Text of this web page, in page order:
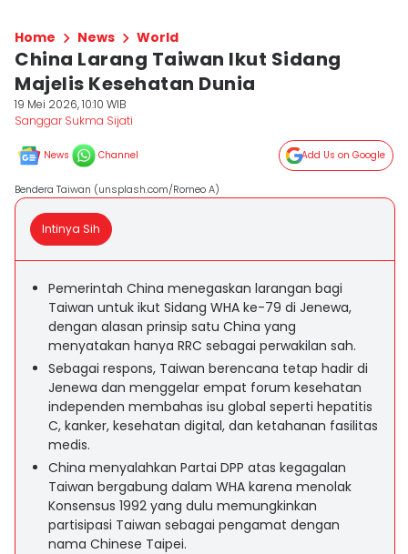
Home News World
China Larang Taiwan Ikut Sidang
Majelis Kesehatan Dunia
19 Mei 2026, 10:10 WIB
Sanggar Sukma Sijati
News Channel Add Us on Google
Bendera Taiwan (unsplash.com/Romeo A)
Intinya Sih
Pemerintah China menegaskan larangan bagi
Taiwan untuk ikut Sidang WHA ke-79 di Jenewa,
dengan alasan prinsip satu China yang
menyatakan hanya RRC sebagai perwakilan sah.
Sebagai respons, Taiwan berencana tetap hadir di
Jenewa dan menggelar empat forum kesehatan
independen membahas isu global seperti hepatitis
C, kanker, kesehatan digital, dan ketahanan fasilitas
medis.
China menyalahkan Partai DPP atas kegagalan
Taiwan bergabung dalam WHA karena menolak
Konsensus 1992 yang dulu memungkinkan
partisipasi Taiwan sebagai pengamat dengan
nama Chinese Taipei.